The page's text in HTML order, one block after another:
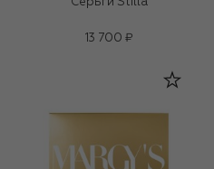
Серьги Stilla
13 700 ₽